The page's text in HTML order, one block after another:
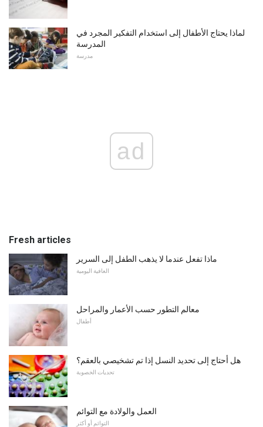
لماذا يحتاج الأطفال إلى استخدام التفكير المجرد في
المدرسة
مدرسة
ad
Fresh articles
ماذا تفعل عندما لا يذهب الطفل إلى السرير
العافية اليومية
معالم التطور حسب الأعمار والمراحل
أطفال
هل أحتاج إلى تحديد النسل إذا تم تشخيصي بالعقم؟
تحديات الخصوبة
العمل والولادة مع التوائم
التوائم أو أكثر